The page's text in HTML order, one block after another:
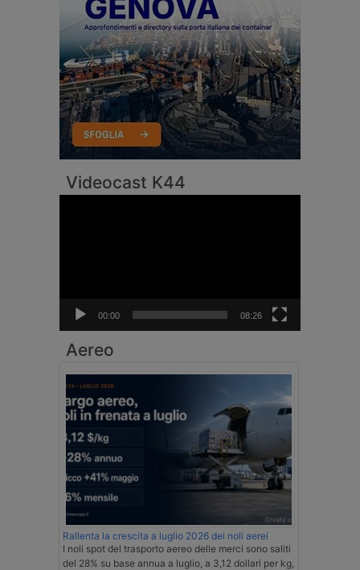
Videocast K44
00:00 08:26
Aereo
Rallenta la crescita a luglio 2026 dei noli aerei
I noli spot del trasporto aereo delle merci sono saliti
del 28% su base annua a luglio, a 3,12 dollari per kg,